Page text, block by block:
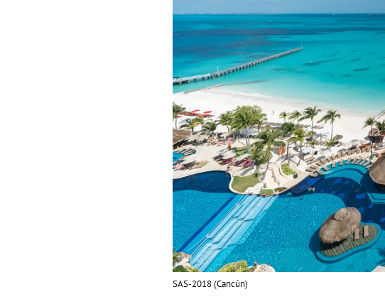
SAS-2018 (Cancún)